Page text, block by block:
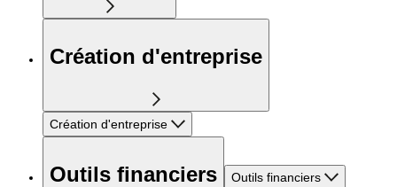
Création d'entreprise
Création d'entreprise
Outils financiers Outils financiers